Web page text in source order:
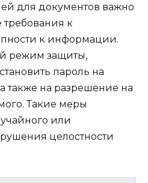
для документов важно
требования к
к информации.
режим защиты,
пароль на
также на разрешение на
Такие меры
или
целостности